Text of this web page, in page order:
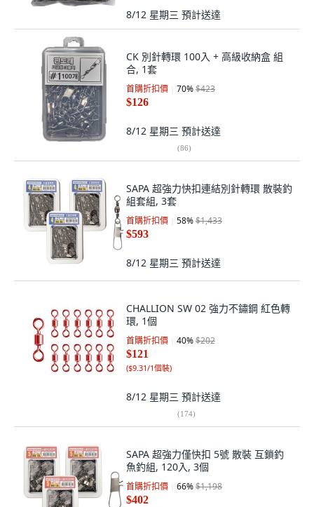
8/12 星期三 預計送達
CK 別針轉環 100入 + 高級收納盒 組
合, 1套
首購折扣價 70%$423
$126
8/12 星期三 預計送達
(86)
SAPA 超強力快扣連結別針轉環 散裝釣
組套組, 3套
首購折扣價 58%$1,433
$593
8/12 星期三 預計送達
CHALLION SW 02 強力不鏽鋼 紅色轉
環, 1個
首購折扣價 40%$202
$121
($9.31/1個裝)
8/12 星期三 預計送達
(174)
SAPA 超強力僅快扣 5號 散裝 互鎖釣
魚釣組, 120入, 3個
首購折扣價 66%$1,198
$402